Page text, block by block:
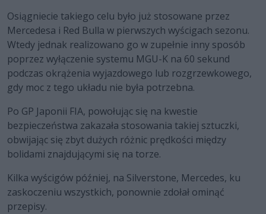
Osiągniecie takiego celu było już stosowane przez
Mercedesa i Red Bulla w pierwszych wyścigach sezonu.
Wtedy jednak realizowano go w zupełnie inny sposób
poprzez wyłączenie systemu MGU-K na 60 sekund
podczas okrążenia wyjazdowego lub rozgrzewkowego,
gdy moc z tego układu nie była potrzebna.
Po GP Japonii FIA, powołując się na kwestie
bezpieczeństwa zakazała stosowania takiej sztuczki,
obwijając się zbyt dużych różnic prędkości między
bolidami znajdującymi się na torze.
Kilka wyścigów później, na Silverstone, Mercedes, ku
zaskoczeniu wszystkich, ponownie zdołał ominąć
przepisy.